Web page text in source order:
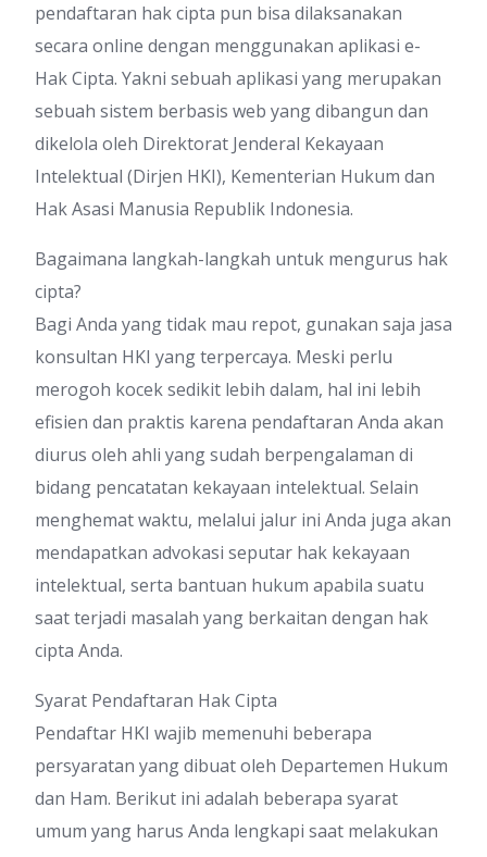
pendaftaran hak cipta pun bisa dilaksanakan
secara online dengan menggunakan aplikasi e-
Hak Cipta. Yakni sebuah aplikasi yang merupakan
sebuah sistem berbasis web yang dibangun dan
dikelola oleh Direktorat Jenderal Kekayaan
Intelektual (Dirjen HKI), Kementerian Hukum dan
Hak Asasi Manusia Republik Indonesia.
Bagaimana langkah-langkah untuk mengurus hak
cipta?
Bagi Anda yang tidak mau repot, gunakan saja jasa
konsultan HKI yang terpercaya. Meski perlu
merogoh kocek sedikit lebih dalam, hal ini lebih
efisien dan praktis karena pendaftaran Anda akan
diurus oleh ahli yang sudah berpengalaman di
bidang pencatatan kekayaan intelektual. Selain
menghemat waktu, melalui jalur ini Anda juga akan
mendapatkan advokasi seputar hak kekayaan
intelektual, serta bantuan hukum apabila suatu
saat terjadi masalah yang berkaitan dengan hak
cipta Anda.
Syarat Pendaftaran Hak Cipta
Pendaftar HKI wajib memenuhi beberapa
persyaratan yang dibuat oleh Departemen Hukum
dan Ham. Berikut ini adalah beberapa syarat
umum yang harus Anda lengkapi saat melakukan